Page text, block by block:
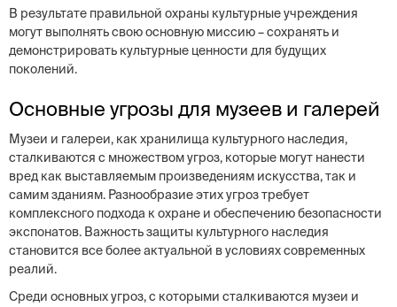
В результате правильной охраны культурные учреждения
могут выполнять свою основную миссию – сохранять и
демонстрировать культурные ценности для будущих
поколений.
Основные угрозы для музеев и галерей
Музеи и галереи, как хранилища культурного наследия,
сталкиваются с множеством угроз, которые могут нанести
вред как выставляемым произведениям искусства, так и
самим зданиям. Разнообразие этих угроз требует
комплексного подхода к охране и обеспечению безопасности
экспонатов. Важность защиты культурного наследия
становится все более актуальной в условиях современных
реалий.
Среди основных угроз, с которыми сталкиваются музеи и